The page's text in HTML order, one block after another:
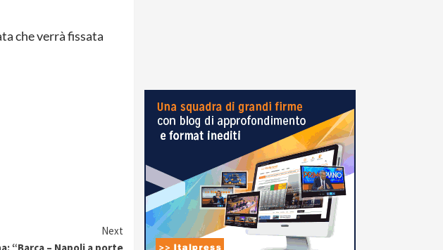
che verrà fissata
Next
“Barca – Napoli a porte